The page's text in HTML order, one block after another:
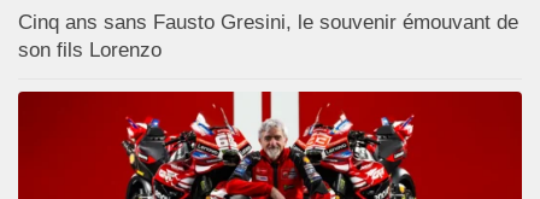
Cinq ans sans Fausto Gresini, le souvenir émouvant de
son fils Lorenzo